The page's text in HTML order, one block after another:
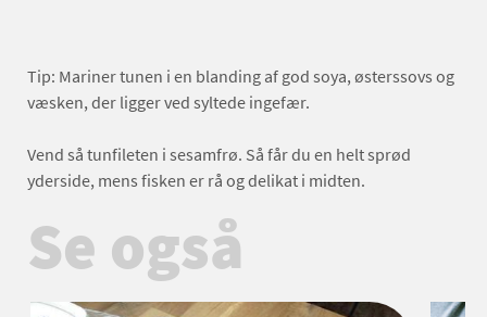
Tip: Mariner tunen i en blanding af god soya, østerssovs og
væsken, der ligger ved syltede ingefær.
Vend så tunfileten i sesamfrø. Så får du en helt sprød
yderside, mens fisken er rå og delikat i midten.
Se også